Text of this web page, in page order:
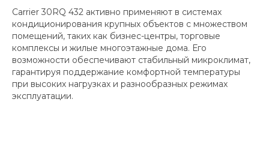
Carrier 30RQ 432 активно применяют в системах
кондиционирования крупных объектов с множеством
помещений, таких как бизнес-центры, торговые
комплексы и жилые многоэтажные дома. Его
возможности обеспечивают стабильный микроклимат,
гарантируя поддержание комфортной температуры
при высоких нагрузках и разнообразных режимах
эксплуатации.